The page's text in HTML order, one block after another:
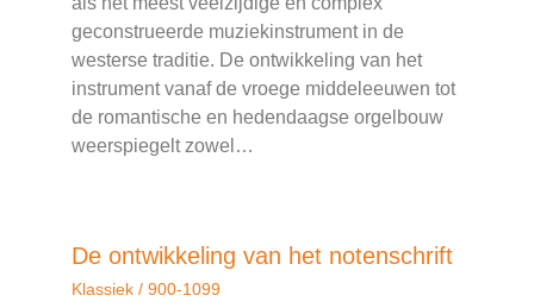
geconstrueerde muziekinstrument in de
westerse traditie. De ontwikkeling van het
instrument vanaf de vroege middeleeuwen tot
de romantische en hedendaagse orgelbouw
weerspiegelt zowel…
De ontwikkeling van het notenschrift
Klassiek / 900-1099